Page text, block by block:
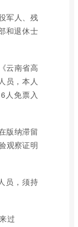
军人、残
和退休士
云南省高
员，本人
人免票入
版纳滞留
观察证明
员，须持
过